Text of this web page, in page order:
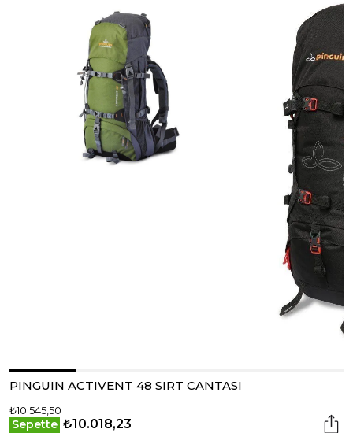
PINGUIN ACTIVENT 48 SIRT CANTASI
₺10.545,50
Sepette ₺10.018,23